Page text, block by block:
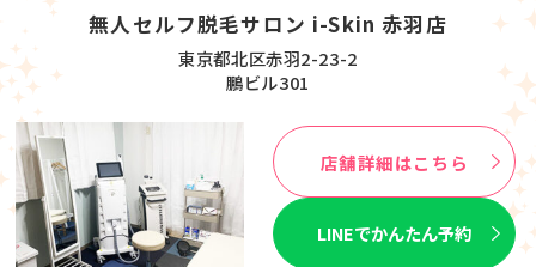
無人セルフ脱毛サロン i-Skin 赤羽店
東京都北区赤羽2-23-2
鵬ビル301
店舗詳細はこちら
LINEでかんたん予約